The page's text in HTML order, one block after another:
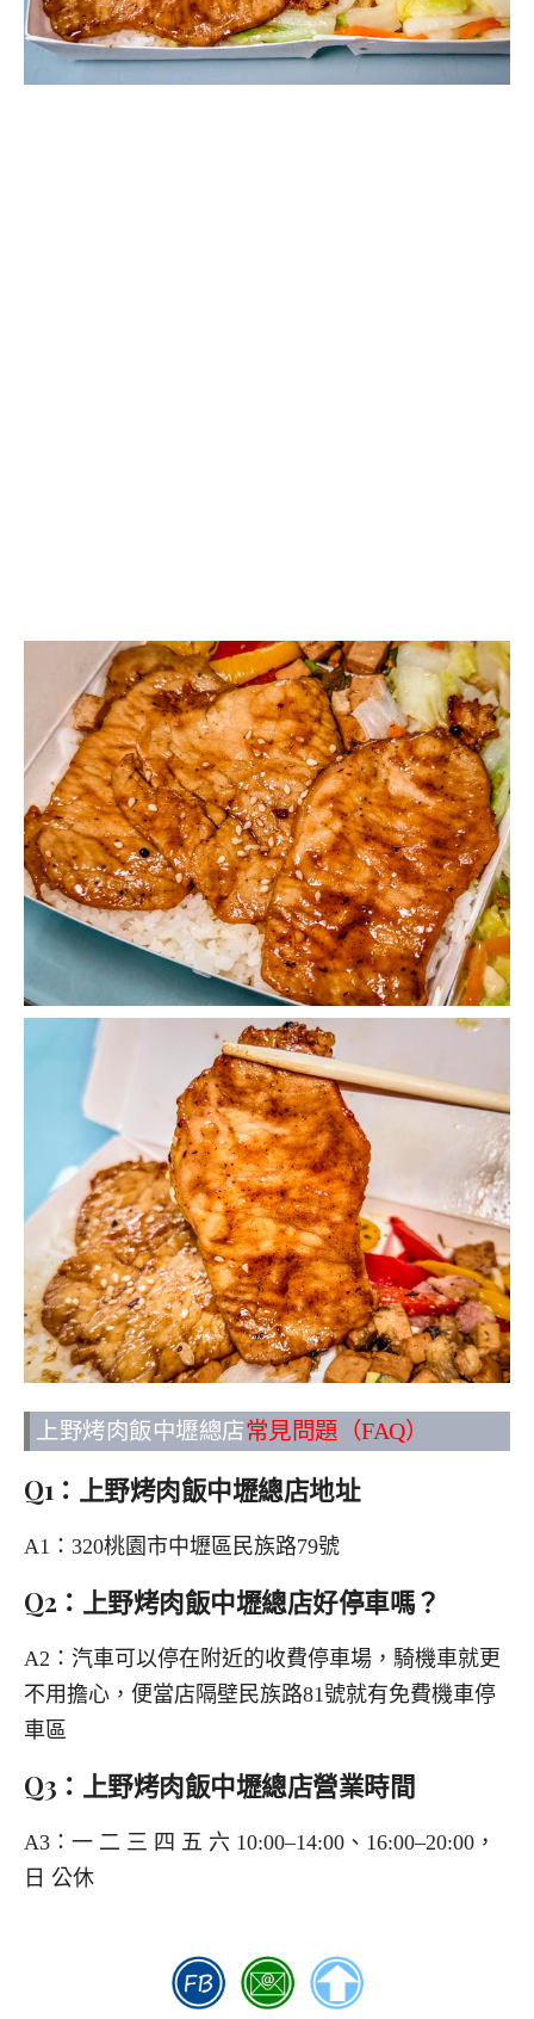
上野烤肉飯中壢總店常見問題（FAQ）
Q1：上野烤肉飯中壢總店地址
A1：320桃園市中壢區民族路79號
Q2：上野烤肉飯中壢總店好停車嗎？
A2：汽車可以停在附近的收費停車場，騎機車就更
不用擔心，便當店隔壁民族路81號就有免費機車停
車區
Q3：上野烤肉飯中壢總店營業時間
A3：一 二 三 四 五 六 10:00–14:00、16:00–20:00，
日 公休